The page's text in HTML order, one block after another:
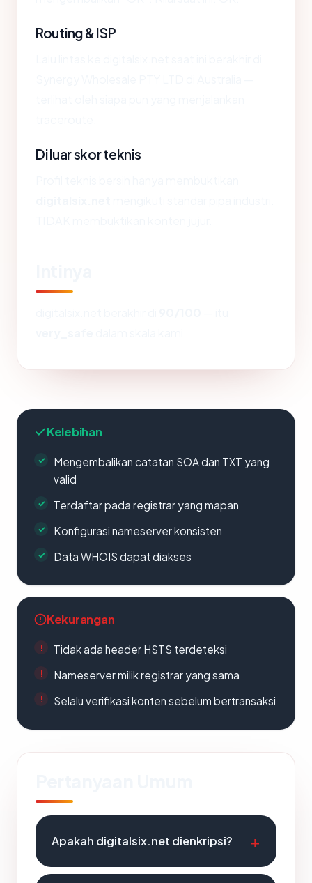
Routing & ISP
Di luar skor teknis
Kelebihan
Mengembalikan catatan SOA dan TXT yang
valid
Terdaftar pada registrar yang mapan
Konfigurasi nameserver konsisten
Data WHOIS dapat diakses
Kekurangan
Tidak ada header HSTS terdeteksi
Nameserver milik registrar yang sama
Selalu verifikasi konten sebelum bertransaksi
Apakah digitalsix.net dienkripsi?